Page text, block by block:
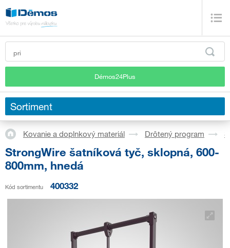
Démos24Plus
Sortiment
Kovanie a doplnkový materiál Drôtený program
StrongWire šatníková tyč, sklopná, 600-
800mm, hnedá
Kód sortimentu 400332